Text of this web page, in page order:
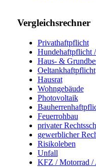
Vergleichsrechner
Privathaftpflicht
Hundehaftpflicht
Haus- &
Oeltankhaftpflicht
Hausrat
Wohngebäude
Photovoltaik
Feuerrohbau
privater
gewerblicher
Risikoleben
Unfall
KFZ / Motorrad /